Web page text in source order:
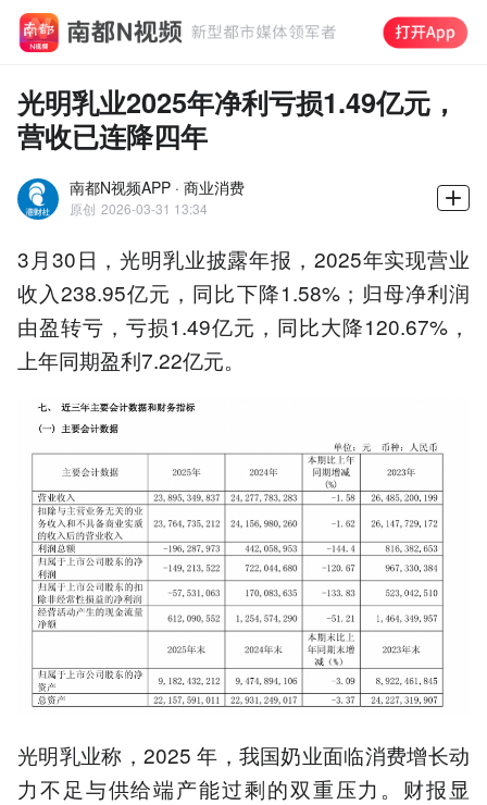
光明乳业2025年净利亏损1.49亿元，
营收已连降四年
南都N视频APP · 商业消费
原创 2026-03-31 13:34
3月30日，光明乳业披露年报，2025年实现营业
收入238.95亿元，同比下降1.58%；归母净利润
由盈转亏，亏损1.49亿元，同比大降120.67%，
上年同期盈利7.22亿元。
光明乳业称，2025 年，我国奶业面临消费增长动
力不足与供给端产能过剩的双重压力。财报显